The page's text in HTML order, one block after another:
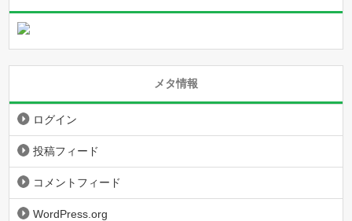
メタ情報
ログイン
投稿フィード
コメントフィード
WordPress.org